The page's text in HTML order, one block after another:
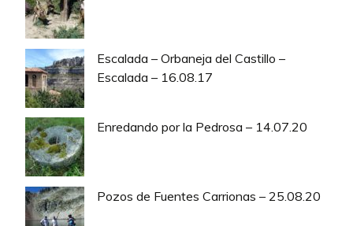
Escalada – Orbaneja del Castillo –
Escalada – 16.08.17
Enredando por la Pedrosa – 14.07.20
Pozos de Fuentes Carrionas – 25.08.20